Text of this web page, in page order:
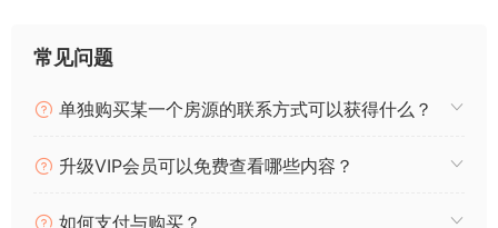
p
Li
n
at
A
p
a
m
b
o
常见问题
单独购买某一个房源的联系方式可以获得什么？
升级VIP会员可以免费查看哪些内容？
如何支付与购买？